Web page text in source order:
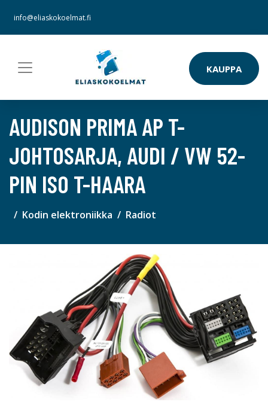
info@eliaskokoelmat.fi
KAUPPA
AUDISON PRIMA AP T-
JOHTOSARJA, AUDI / VW 52-
PIN ISO T-HAARA
Kodin elektroniikka Radiot